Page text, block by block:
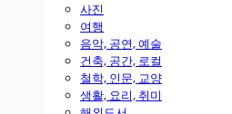
사진
여행
음악, 공연, 예술
건축, 공간, 로컬
철학, 인문, 교양
생활, 요리, 취미